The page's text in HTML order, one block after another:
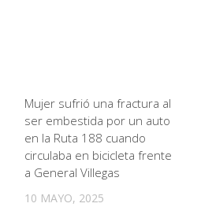
Mujer sufrió una fractura al
ser embestida por un auto
en la Ruta 188 cuando
circulaba en bicicleta frente
a General Villegas
10 MAYO, 2025